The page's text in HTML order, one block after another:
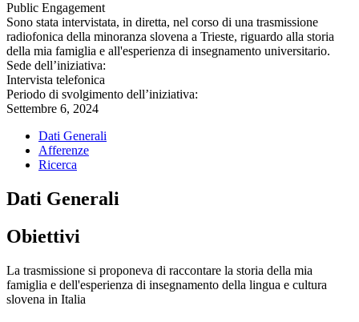
Public Engagement
Sono stata intervistata, in diretta, nel corso di una trasmissione
radiofonica della minoranza slovena a Trieste, riguardo alla storia
della mia famiglia e all'esperienza di insegnamento universitario.
Sede dell’iniziativa:
Intervista telefonica
Periodo di svolgimento dell’iniziativa:
Settembre 6, 2024
Dati Generali
Afferenze
Ricerca
Dati Generali
Obiettivi
La trasmissione si proponeva di raccontare la storia della mia
famiglia e dell'esperienza di insegnamento della lingua e cultura
slovena in Italia